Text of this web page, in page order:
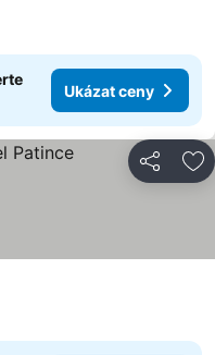
Ukázat ceny
Sdílet